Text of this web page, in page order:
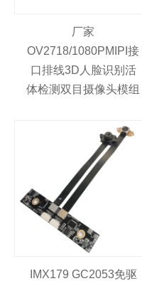
厂家
OV2718/1080PMIPI接
口排线3D人脸识别活
体检测双目摄像头模组
IMX179 GC2053免驱